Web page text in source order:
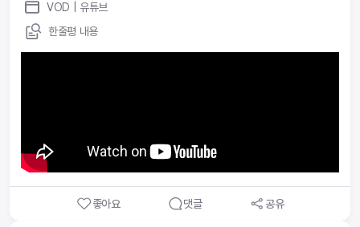
VOD | 유튜브
한줄평 내용
좋아요 댓글 공유